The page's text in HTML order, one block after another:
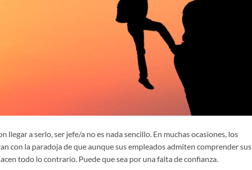
llegar a serlo, ser jefe/a no es nada sencillo. En muchas ocasiones, los
con la paradoja de que aunque sus empleados admiten comprender sus
todo lo contrario. Puede que sea por una falta de confianza.